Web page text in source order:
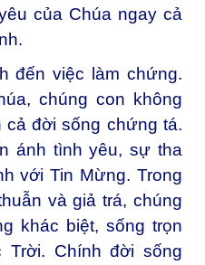
của Chúa ngay cả
đến việc làm chứng.
chúng con không
cả đời sống chứng tá.
ánh tình yêu, sự tha
với Tin Mừng. Trong
và giả trá, chúng
khác biệt, sống trọn
Chính đời sống